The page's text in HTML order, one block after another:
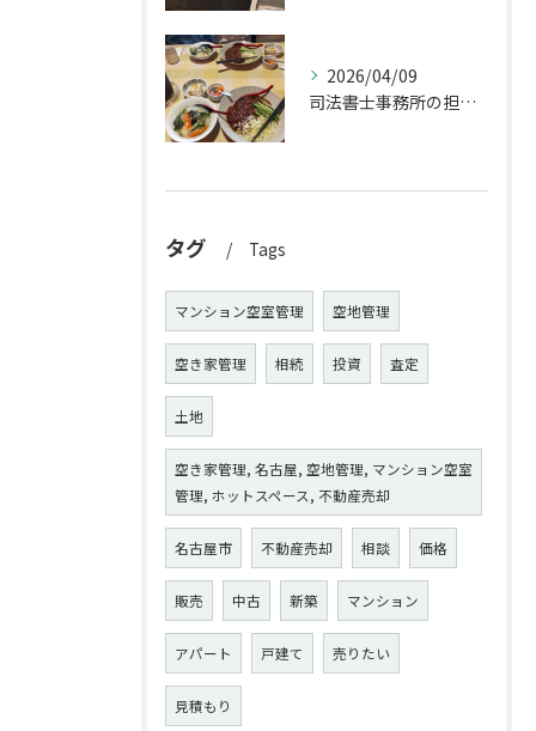
2026/04/09
司法書士事務所の担当者が来訪されたので、会社から徒歩圏内の「...
タグ Tags
マンション空室管理 空地管理
空き家管理 相続 投資 査定
土地
空き家管理, 名古屋, 空地管理, マンション空室
管理, ホットスペース, 不動産売却
名古屋市 不動産売却 相談 価格
販売 中古 新築 マンション
アパート 戸建て 売りたい
見積もり